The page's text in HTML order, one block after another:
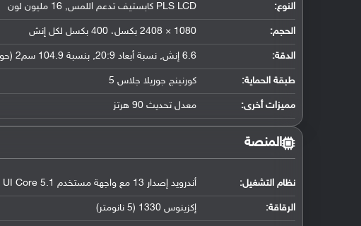
النوع: PLS LCD كابستيف تدعم اللمس, 16 مليون لون
الحجم: 1080 × 2408 بكسل، 400 بكسل لكل إنش
الدقة: 6.6 إنش, نسبة أبعاد 20:9, بنسبة 104.9 سم2 (حوالي 81.5 ٪ نسبة إستحواذ الشاشة)
طبقة الحماية: كورنينج جوريلا جلاس 5
مميزات أخرى: معدل تحديث 90 هرتز
المنصة
نظام التشغيل: أندرويد إصدار 13 مع واجهة مستخدم One UI Core 5.1
الرقاقة: إكزينوس 1330 (5 نانومتر)